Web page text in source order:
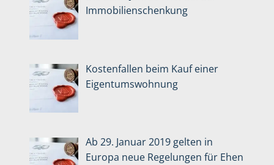
Immobilienschenkung
Kostenfallen beim Kauf einer
Eigentumswohnung
Ab 29. Januar 2019 gelten in
Europa neue Regelungen für Ehen